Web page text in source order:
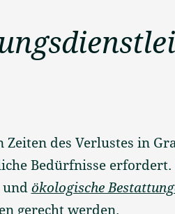
des Verlustes in
Bedürfnisse
ökologische
gerecht werden.